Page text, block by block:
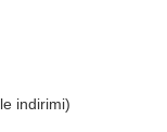
indirimi)